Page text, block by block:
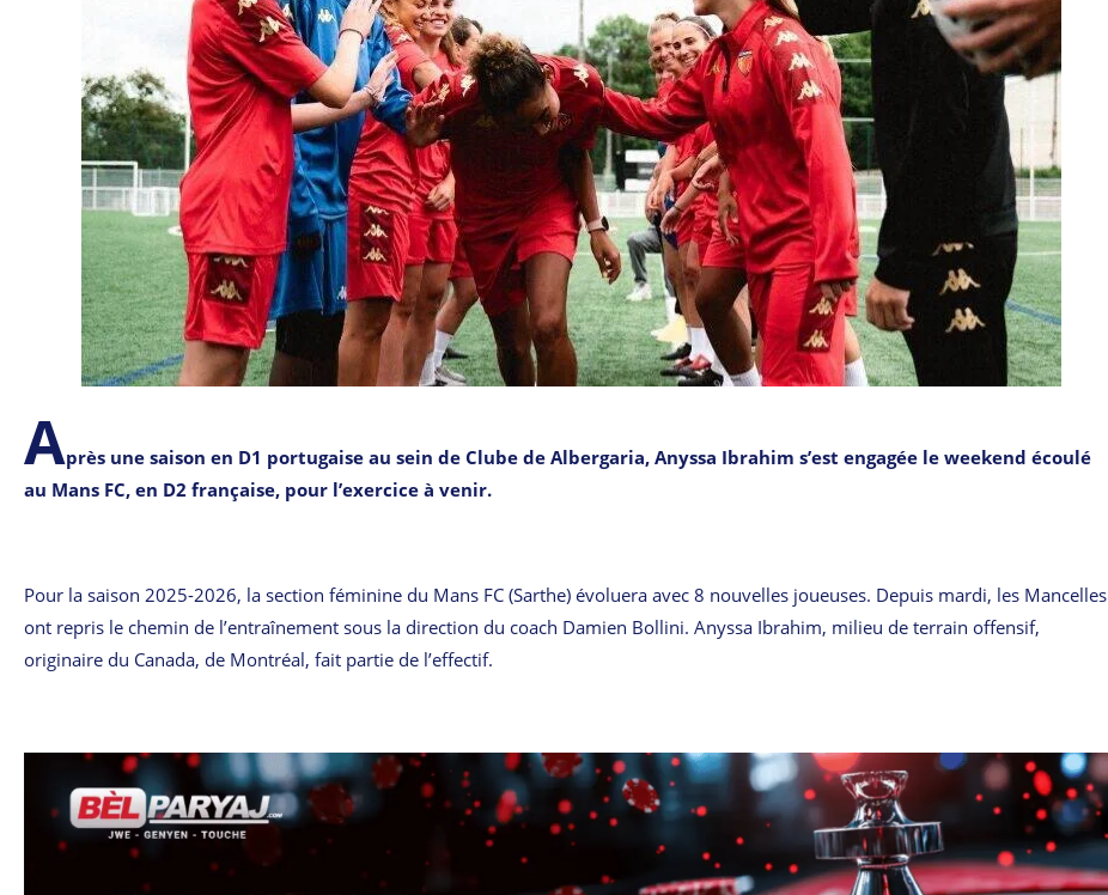
Après une saison en D1 portugaise au sein de Clube de Albergaria, Anyssa Ibrahim s’est engagée le weekend écoulé
au Mans FC, en D2 française, pour l’exercice à venir.
Pour la saison 2025-2026, la section féminine du Mans FC (Sarthe) évoluera avec 8 nouvelles joueuses. Depuis mardi, les Mancelles
ont repris le chemin de l’entraînement sous la direction du coach Damien Bollini. Anyssa Ibrahim, milieu de terrain offensif,
originaire du Canada, de Montréal, fait partie de l’effectif.